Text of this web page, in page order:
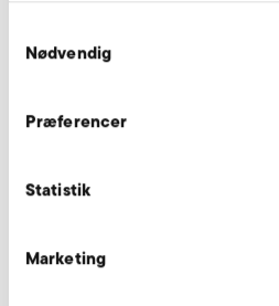
Nødvendig
Præferencer
Statistik
Marketing